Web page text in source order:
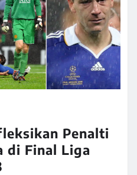
Penalti
di Final Liga